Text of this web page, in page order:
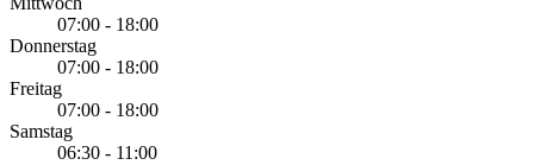
07:00 - 18:00
Donnerstag
07:00 - 18:00
Freitag
07:00 - 18:00
Samstag
06:30 - 11:00